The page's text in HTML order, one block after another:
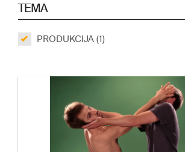
TEMA
PRODUKCIJA (1)